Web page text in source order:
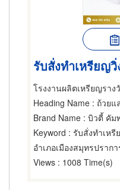
รับสั่งทำเหรียญ
โรงงานผลิตเหรียญรา
Heading Name : ถ้วยและโล่
Brand Name : บิวตี้ คัม
Keyword : รับสั่งทำเห
อำเภอเมืองสมุทรปรากา
Views : 1008 Time(s)